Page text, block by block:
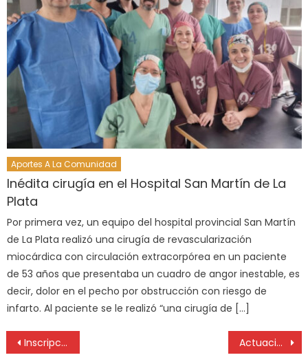
Aportes A La Comunidad
Inédita cirugía en el Hospital San Martín de La
Plata
Por primera vez, un equipo del hospital provincial San Martín
de La Plata realizó una cirugía de revascularización
miocárdica con circulación extracorpórea en un paciente
de 53 años que presentaba un cuadro de angor inestable, es
decir, dolor en el pecho por obstrucción con riesgo de
infarto. Al paciente se le realizó “una cirugía de […]
Inscripciones digitales para pre residencias médicas en la Provincia Actuación del COUT en la modificación del Código MLP